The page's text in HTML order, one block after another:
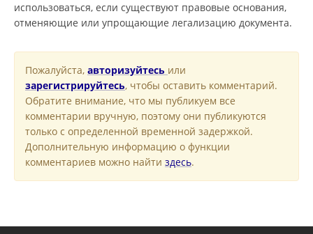
использоваться, если существуют правовые основания,
отменяющие или упрощающие легализацию документа.
Пожалуйста, авторизуйтесь или
зарегистрируйтесь, чтобы оставить комментарий.
Обратите внимание, что мы публикуем все
комментарии вручную, поэтому они публикуются
только с определенной временной задержкой.
Дополнительную информацию о функции
комментариев можно найти здесь.